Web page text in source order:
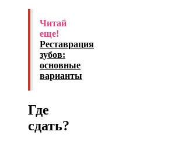
Читай
еще!
Реставрация
зубов:
основные
варианты
Где
сдать?